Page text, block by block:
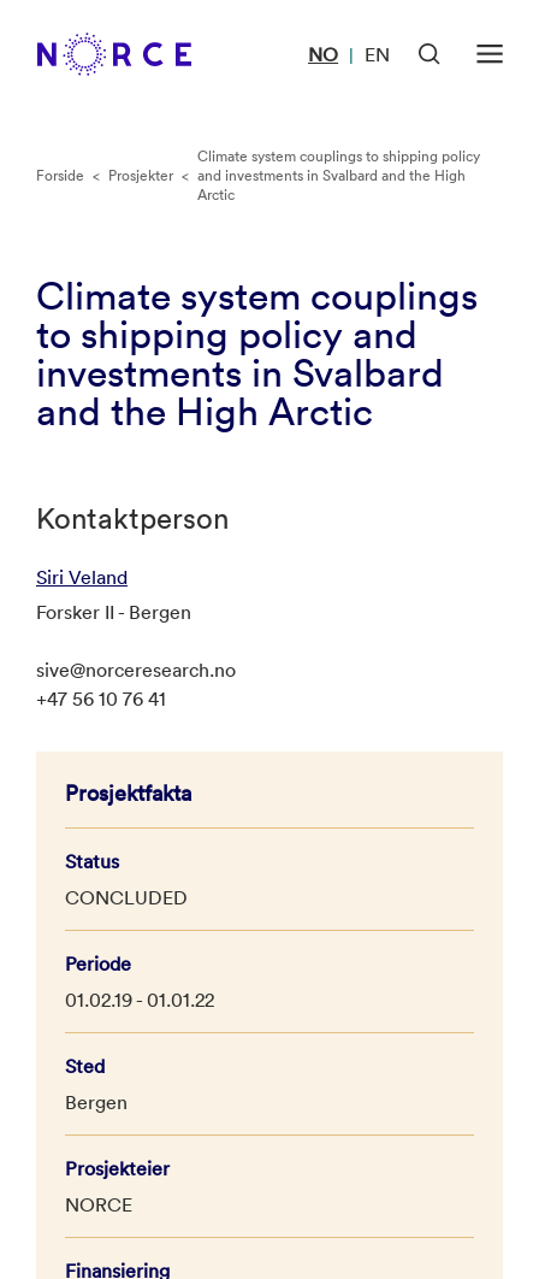
NO | EN
Forside < Prosjekter <
Climate system couplings to shipping policy
and investments in Svalbard and the High
Arctic
Climate system couplings
to shipping policy and
investments in Svalbard
and the High Arctic
Kontaktperson
Siri Veland
Forsker II - Bergen
sive@norceresearch.no
+47 56 10 76 41
Prosjektfakta
Status
CONCLUDED
Periode
01.02.19 - 01.01.22
Sted
Bergen
Prosjekteier
NORCE
Finansiering